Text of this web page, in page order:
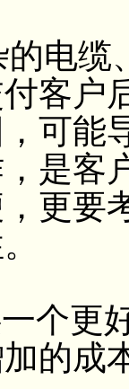
电缆
客户
可能
是客
更要
个更
的成